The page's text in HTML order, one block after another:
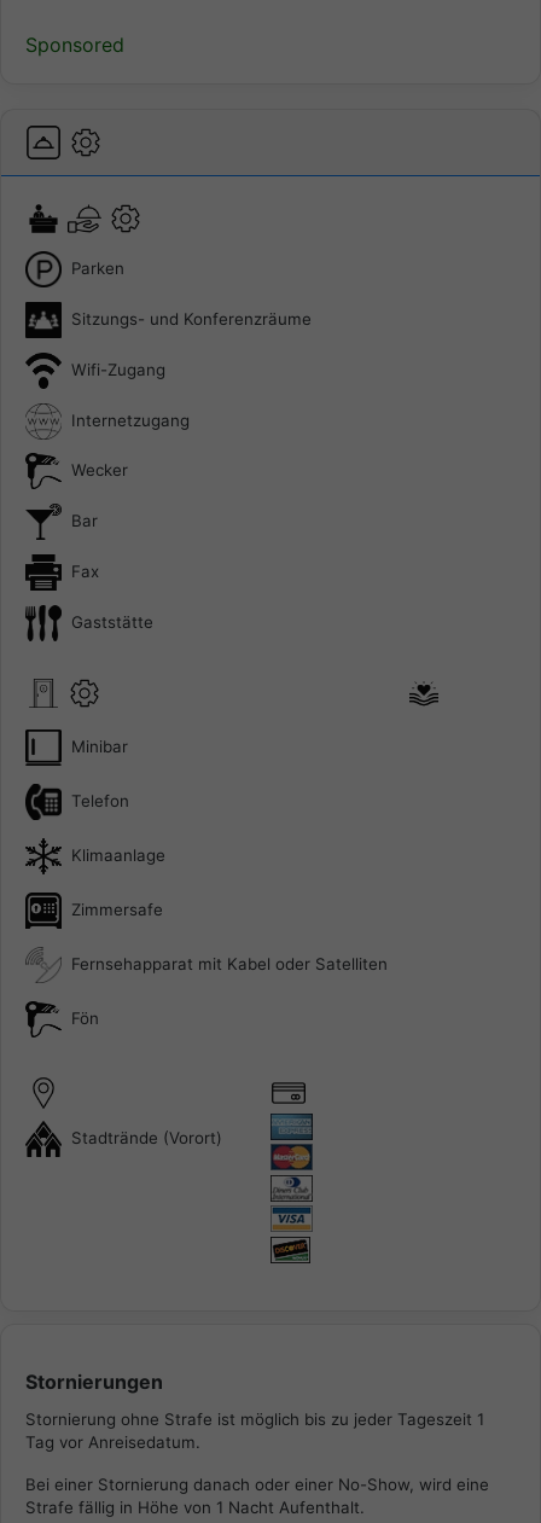
Sponsored
Parken
Sitzungs- und Konferenzräume
Wifi-Zugang
Internetzugang
Wecker
Bar
Fax
Gaststätte
Minibar
Telefon
Klimaanlage
Zimmersafe
Fernsehapparat mit Kabel oder Satelliten
Fön
Stadtrände (Vorort)
Stornierungen
Stornierung ohne Strafe ist möglich bis zu jeder Tageszeit 1
Tag vor Anreisedatum.
Bei einer Stornierung danach oder einer No-Show, wird eine
Strafe fällig in Höhe von 1 Nacht Aufenthalt.